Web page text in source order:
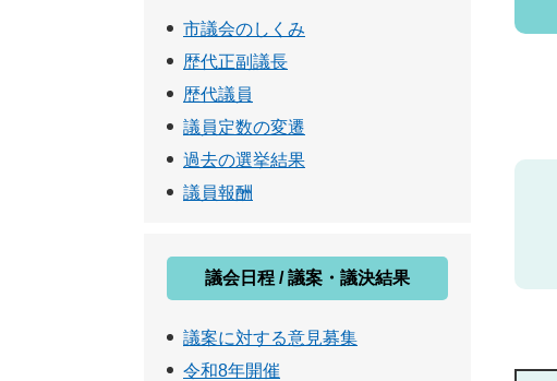
市議会のしくみ
歴代正副議長
歴代議員
議員定数の変遷
過去の選挙結果
議員報酬
議会日程 / 議案・議決結果
議案に対する意見募集
令和8年開催